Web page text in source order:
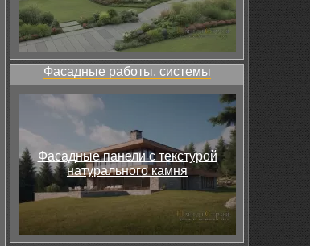
Фасадные работы, системы
Фасадные панели с текстурой
натурального камня